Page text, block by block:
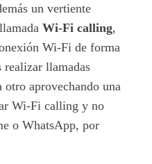
un vertiente
Wi-Fi calling,
Wi-Fi de forma
realizar llamadas
aprovechando una
Wi-Fi calling y no
o WhatsApp, por